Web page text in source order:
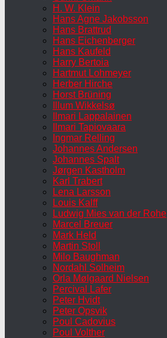
H. W. Klein
Hans Agne Jakobsson
Hans Brattrud
Hans Eichenberger
Hans Kaufeld
Harry Bertoia
Hartmut Lohmeyer
Herber Hirche
Horst Brüning
Illum Wikkelsø
Ilmari Lappalainen
Ilmari Tapiovaara
Ingmar Relling
Johannes Andersen
Johannes Spalt
Jørgen Kastholm
Karl Trabert
Lena Larsson
Louis Kalff
Ludwig Mies van der Rohe
Marcel Breuer
Mark Held
Martin Stoll
Milo Baughman
Nordahl Solheim
Orla Mølgaard Nielsen
Percival Lafer
Peter Hvidt
Peter Opsvik
Poul Cadovius
Poul Volther